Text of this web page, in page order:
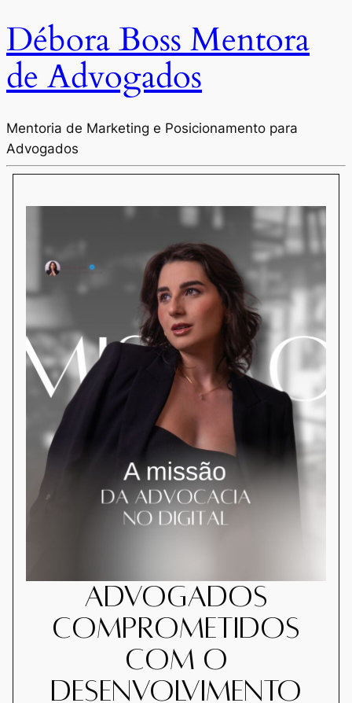
Débora Boss Mentora
de Advogados
Mentoria de Marketing e Posicionamento para
Advogados
Advogados
comprometidos
com o
desenvolvimento